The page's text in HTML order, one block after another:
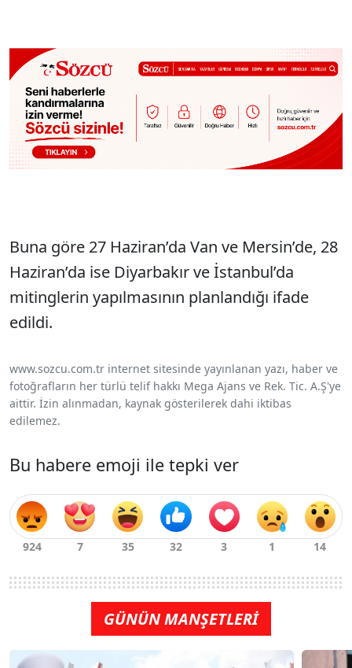
Buna göre 27 Haziran’da Van ve Mersin’de, 28
Haziran’da ise Diyarbakır ve İstanbul’da
mitinglerin yapılmasının planlandığı ifade
edildi.
www.sozcu.com.tr internet sitesinde yayınlanan yazı, haber ve
fotoğrafların her türlü telif hakkı Mega Ajans ve Rek. Tic. A.Ş'ye
aittir. İzin alınmadan, kaynak gösterilerek dahi iktibas
edilemez.
Bu habere emoji ile tepki ver
GÜNÜN MANŞETLERİ